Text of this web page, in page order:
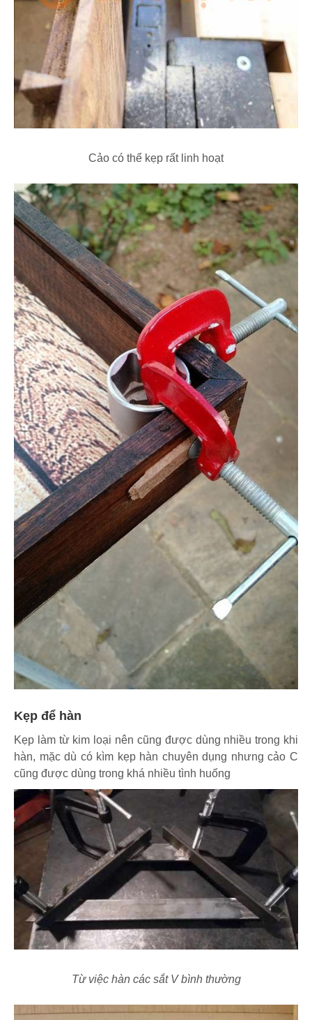
Cảo có thể kẹp rất linh hoạt
Kẹp để hàn
Kẹp làm từ kim loại nên cũng được dùng nhiều trong khi
hàn, mặc dù có kìm kẹp hàn chuyên dụng nhưng cảo C
cũng được dùng trong khá nhiều tình huống
Từ việc hàn các sắt V bình thường